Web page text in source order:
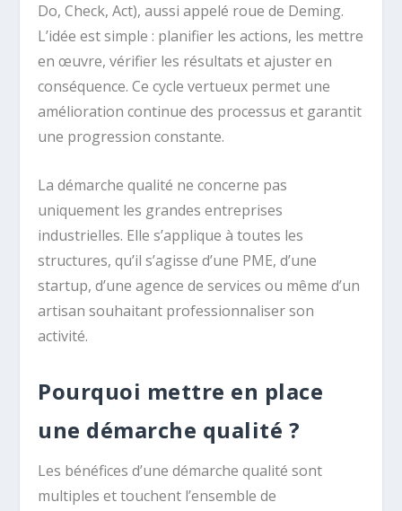
Do, Check, Act), aussi appelé roue de Deming.
L’idée est simple : planifier les actions, les mettre
en œuvre, vérifier les résultats et ajuster en
conséquence. Ce cycle vertueux permet une
amélioration continue des processus et garantit
une progression constante.
La démarche qualité ne concerne pas
uniquement les grandes entreprises
industrielles. Elle s’applique à toutes les
structures, qu’il s’agisse d’une PME, d’une
startup, d’une agence de services ou même d’un
artisan souhaitant professionnaliser son
activité.
Pourquoi mettre en place
une démarche qualité ?
Les bénéfices d’une démarche qualité sont
multiples et touchent l’ensemble de